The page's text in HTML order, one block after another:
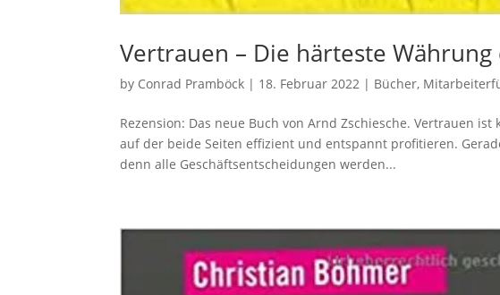
Vertrauen – Die härteste
by Conrad Pramböck | 18. Februar 2022 | Bücher,
Rezension: Das neue Buch von Arnd Zschiesche. Vertrauen
auf der beide Seiten effizient und entspannt profitieren.
denn alle Geschäftsentscheidungen werden...